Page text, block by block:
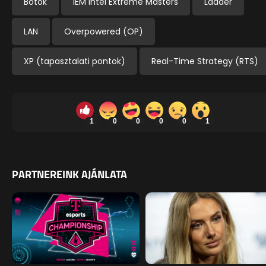
LAN Overpowered (OP)
XP (tapasztalati pontok) Real-Time Strategy (RTS)
1 0 0 0 0 1
PARTNEREINK AJÁNLATA